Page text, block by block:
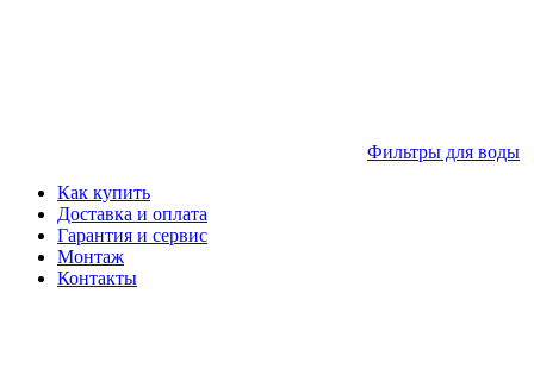
Фильтры для воды
Как купить
Доставка и оплата
Гарантия и сервис
Монтаж
Контакты